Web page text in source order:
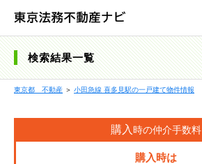
検索結果一覧
東京都 不動産 ＞ 小田急線 喜多見駅の一戸建て物件情報
購入時の仲介手数料
購入時は